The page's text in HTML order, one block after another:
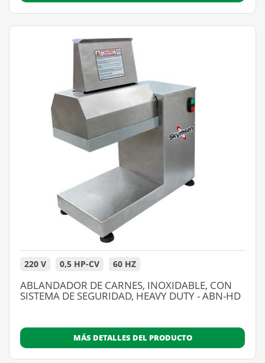
220 V 0,5 HP-CV 60 HZ
ABLANDADOR DE CARNES, INOXIDABLE, CON
SISTEMA DE SEGURIDAD, HEAVY DUTY - ABN-HD
MÁS DETALLES DEL PRODUCTO